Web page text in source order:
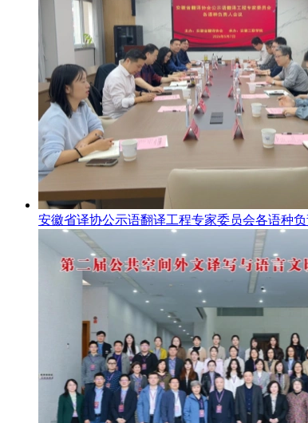
安徽省译协公示语翻译工程专家委员会各语种